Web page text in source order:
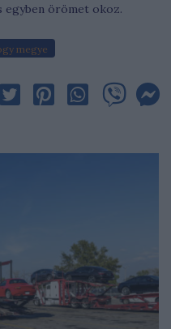
örömet okoz.
megye